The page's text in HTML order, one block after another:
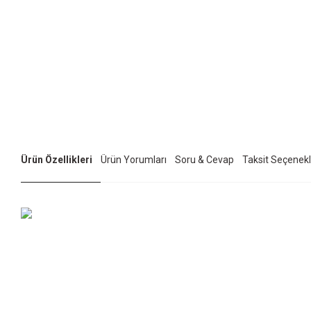
Ürün Özellikleri Ürün Yorumları Soru & Cevap Taksit